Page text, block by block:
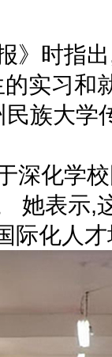
》时指
实习和
族大
深化学
她表示,
际化人